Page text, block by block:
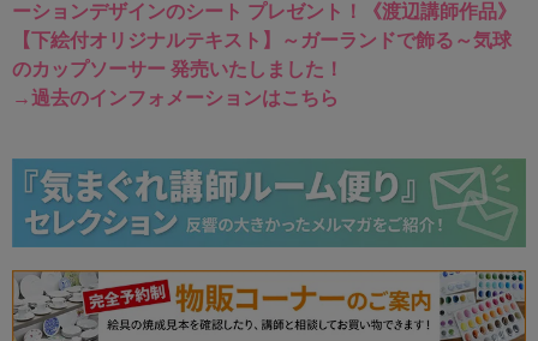
ーションデザインのシート プレゼント！《渡辺講師作品》
【下絵付オリジナルテキスト】～ガーランドで飾る～気球
のカップソーサー 発売いたしました！
→過去のインフォメーションはこちら